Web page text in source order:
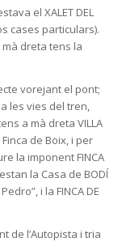
el XALET DEL
cases particulars).
mà dreta tens la
vorejant el pont;
les vies del tren,
a mà dreta VILLA
Finca de Boix, i per
la imponent FINCA
la Casa de BODÍ
i la FINCA DE
de l’Autopista i tria